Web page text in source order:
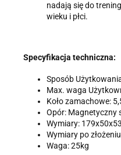
nadają się do
wieku i płci.
Specyfikacja techniczna:
Sposób
Max. waga
Koło zamachowe:
Opór: Magnetyczny
Wymiary:
Wymiary po
Waga: 25kg